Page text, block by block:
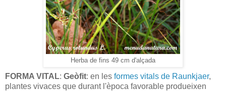
Herba de fins 49 cm d'alçada
FORMA VITAL: Geòfit: en les formes vitals de Raunkjaer,
plantes vivaces que durant l'època favorable produeixen